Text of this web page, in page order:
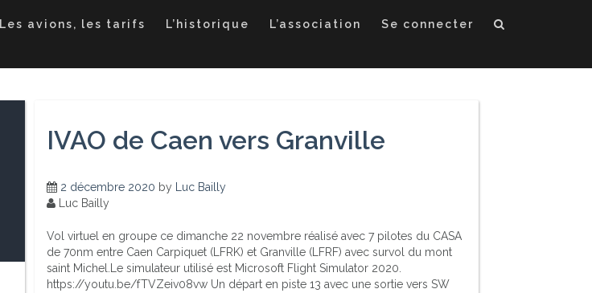
Les avions, les tarifs L’historique L’association Se connecter
IVAO de Caen vers Granville
2 décembre 2020 by
Luc Bailly
Luc Bailly
Vol virtuel en groupe ce dimanche 22 novembre réalisé avec 7 pilotes du CASA
de 70nm entre Caen Carpiquet (LFRK) et Granville (LFRF) avec survol du mont
saint Michel.Le simulateur utilisé est Microsoft Flight Simulator 2020.
https://youtu.be/fTVZeiv08vw Un départ en piste 13 avec une sortie vers SW